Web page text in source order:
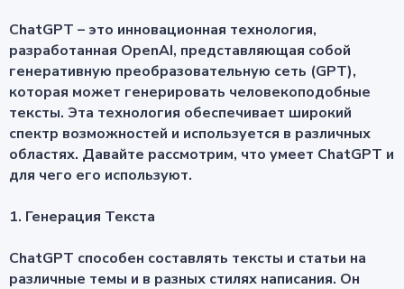
ChatGPT – это инновационная технология,
разработанная OpenAI, представляющая собой
генеративную преобразовательную сеть (GPT),
которая может генерировать человекоподобные
тексты. Эта технология обеспечивает широкий
спектр возможностей и используется в различных
областях. Давайте рассмотрим, что умеет ChatGPT и
для чего его используют.
1. Генерация Текста
ChatGPT способен составлять тексты и статьи на
различные темы и в разных стилях написания. Он